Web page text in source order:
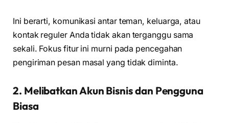
Ini berarti, komunikasi antar teman, keluarga, atau
kontak reguler Anda tidak akan terganggu sama
sekali. Fokus fitur ini murni pada pencegahan
pengiriman pesan masal yang tidak diminta.
2. Melibatkan Akun Bisnis dan Pengguna
Biasa